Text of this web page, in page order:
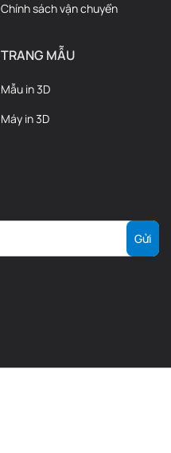
Chính sách vận chuyển
TRANG MẪU
Mẫu in 3D
Máy in 3D